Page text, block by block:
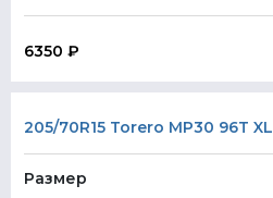
6350 ₽
205/70R15 Torero MP30 96T XL
Размер